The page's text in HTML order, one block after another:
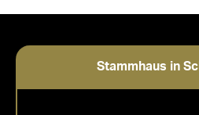
Stammhaus in